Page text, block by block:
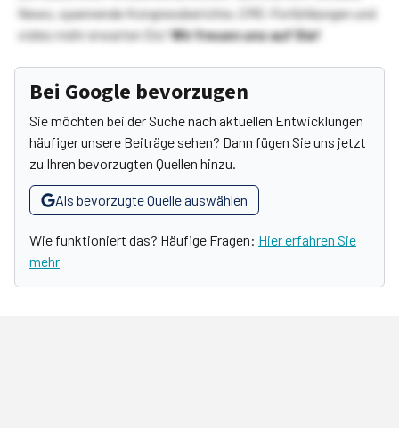
News, spannende Kongressberichte, CME-Fortbildungen und
vieles mehr erwarten Sie!Wir freuen uns auf Sie!
Bei Google bevorzugen
Sie möchten bei der Suche nach aktuellen Entwicklungen
häufiger unsere Beiträge sehen? Dann fügen Sie uns jetzt
zu Ihren bevorzugten Quellen hinzu.
Als bevorzugte Quelle auswählen
Wie funktioniert das? Häufige Fragen: Hier erfahren Sie
mehr